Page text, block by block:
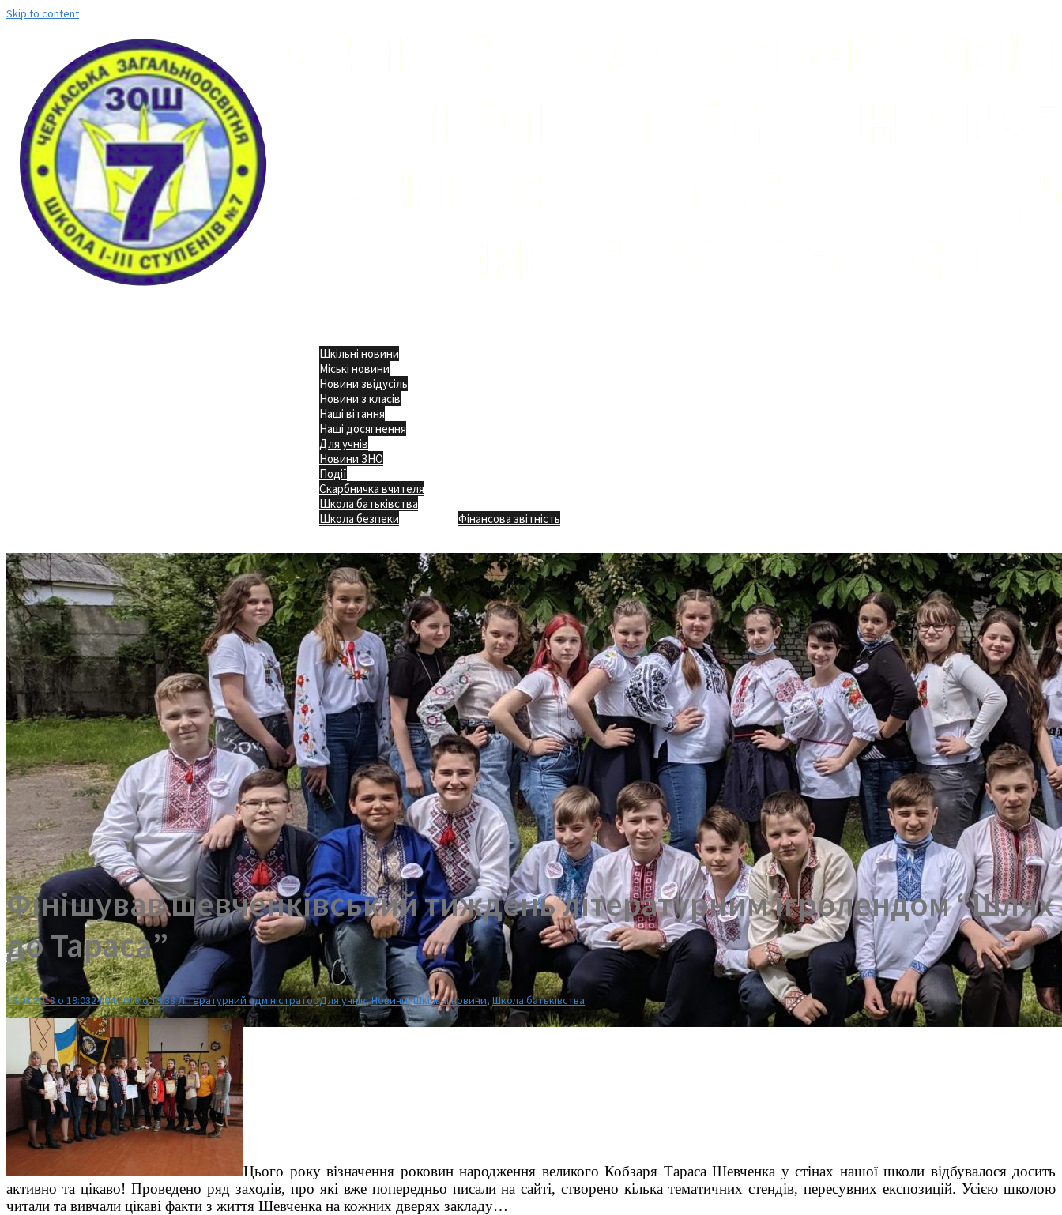
Skip to content
Шкільні новини
Міські новини
Новини звідусіль
Новини з класів
Наші вітання
Наші досягнення
Для учнів
Новини ЗНО
Події
Скарбничка вчителя
Школа батьківства
Школа безпеки
Фінансова звітність
Фінішував шевченківський тиждень літературним ігролендом “Шлях
до Тараса”
18.03.2018 о 19:0324.04.2018 о 19:38Літературний адміністраторДля учнів,Новини,Шкільні новини, Школа батьківства
Цього року візначення роковин народження великого Кобзаря Тараса Шевченка у стінах нашої школи відбувалося досить
активно та цікаво! Проведено ряд заходів, про які вже попередньо писали на сайті, створено кілька тематичних стендів, пересувних експозицій. Усією школою
читали та вивчали цікаві факти з життя Шевченка на кожних дверях закладу…